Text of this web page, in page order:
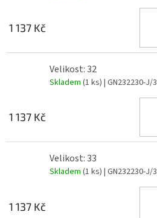
1 137 Kč
Velikost: 32
Skladem (1 ks) | GN232230-J/
1 137 Kč
Velikost: 33
Skladem (1 ks) | GN232230-J/
1 137 Kč